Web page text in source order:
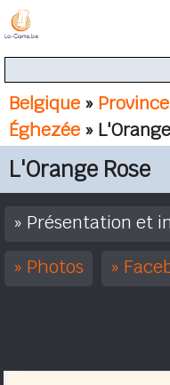
Belgique »
Éghezée »
L'Orange Rose
Présentation et
Photos